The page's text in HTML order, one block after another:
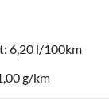
6,20 l/100km
g/km